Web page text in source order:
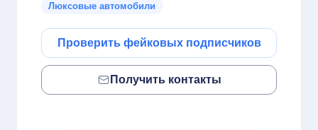
Люксовые автомобили
Проверить фейковых подписчиков
Получить контакты